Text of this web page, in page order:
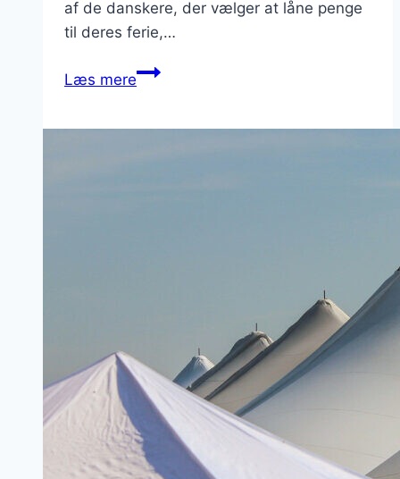
af de danskere, der vælger at låne penge
til deres ferie,…
Læs mereFlere